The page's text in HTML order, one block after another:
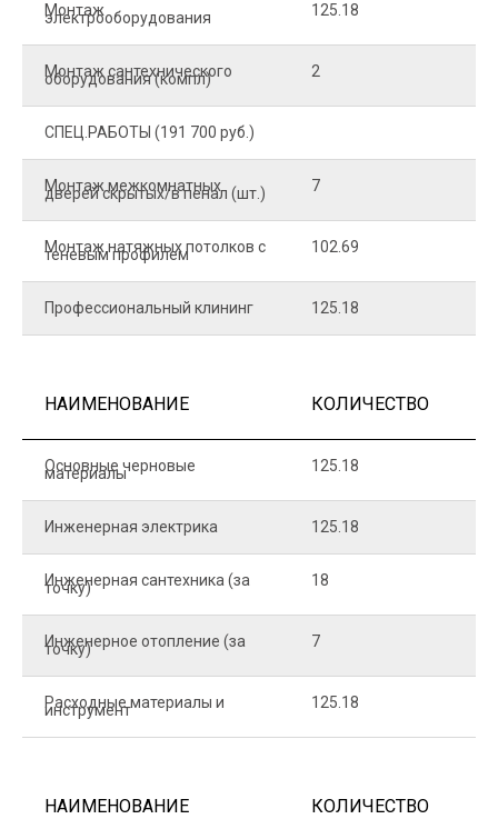
Монтаж
электрооборудования 125.18
Монтаж сантехнического
оборудования (компл) 2
СПЕЦ.РАБОТЫ (191 700 руб.)
Монтаж межкомнатных
дверей скрытых/в пенал (шт.) 7
Монтаж натяжных потолков с
теневым профилем 102.69
Профессиональный клининг 125.18
НАИМЕНОВАНИЕ КОЛИЧЕСТВО
Основные черновые
материалы 125.18
Инженерная электрика 125.18
Инженерная сантехника (за
точку) 18
Инженерное отопление (за
точку) 7
Расходные материалы и
инструмент 125.18
НАИМЕНОВАНИЕ КОЛИЧЕСТВО